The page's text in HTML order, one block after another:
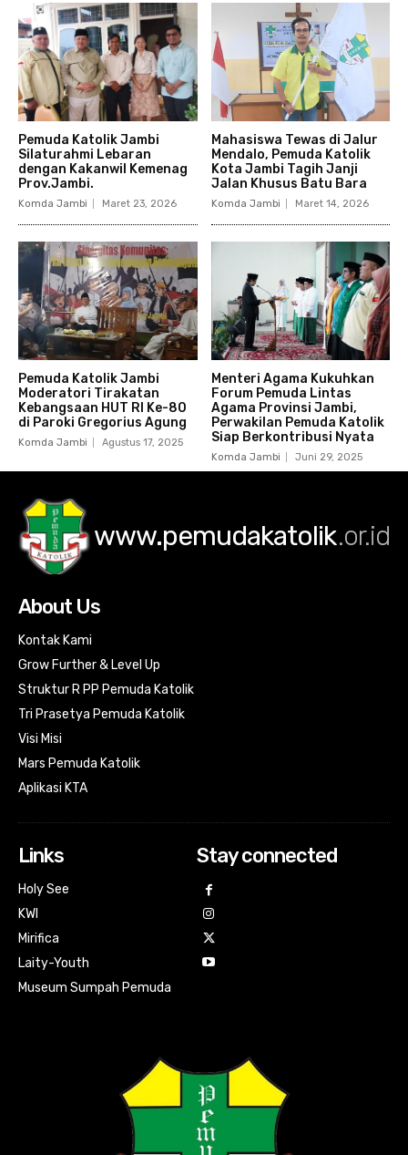
Pemuda Katolik Jambi
Silaturahmi Lebaran
dengan Kakanwil Kemenag
Prov.Jambi.
Komda Jambi Maret 23, 2026
Mahasiswa Tewas di Jalur
Mendalo, Pemuda Katolik
Kota Jambi Tagih Janji
Jalan Khusus Batu Bara
Komda Jambi Maret 14, 2026
Pemuda Katolik Jambi
Moderatori Tirakatan
Kebangsaan HUT RI Ke-80
di Paroki Gregorius Agung
Komda Jambi Agustus 17, 2025
Menteri Agama Kukuhkan
Forum Pemuda Lintas
Agama Provinsi Jambi,
Perwakilan Pemuda Katolik
Siap Berkontribusi Nyata
Komda Jambi Juni 29, 2025
www.pemudakatolik.or.id
About Us
Kontak Kami
Grow Further & Level Up
Struktur R PP Pemuda Katolik
Tri Prasetya Pemuda Katolik
Visi Misi
Mars Pemuda Katolik
Aplikasi KTA
Links
Holy See
KWI
Mirifica
Laity-Youth
Museum Sumpah Pemuda
Stay connected